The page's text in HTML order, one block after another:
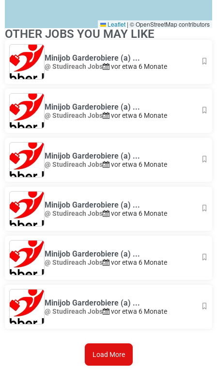
Leaflet | © OpenStreetMap contributors
OTHER JOBS YOU MAY LIKE
Minijob Garderobiere (a) ...
@ Studireach Jobs vor etwa 6 Monate
Minijob Garderobiere (a) ...
@ Studireach Jobs vor etwa 6 Monate
Minijob Garderobiere (a) ...
@ Studireach Jobs vor etwa 6 Monate
Minijob Garderobiere (a) ...
@ Studireach Jobs vor etwa 6 Monate
Minijob Garderobiere (a) ...
@ Studireach Jobs vor etwa 6 Monate
Minijob Garderobiere (a) ...
@ Studireach Jobs vor etwa 6 Monate
Load More